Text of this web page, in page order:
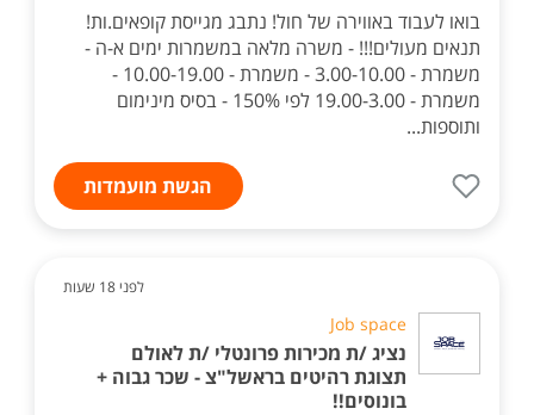
בואו לעבוד באווירה של חול! נתבג מגייסת קופאים.ות!
תנאים מעולים!!! - משרה מלאה במשמרות ימים א-ה -
משמרת - 3.00-10.00 - משמרת - 10.00-19.00 -
משמרת - 19.00-3.00 לפי 150% - בסיס מינימום
ותוספות...
הגשת מועמדות
לפני 18 שעות
Job space
נציג /ת מכירות פרונטלי /ת לאולם
תצוגת רהיטים בראשל"צ - שכר גבוה +
בונוסים!!